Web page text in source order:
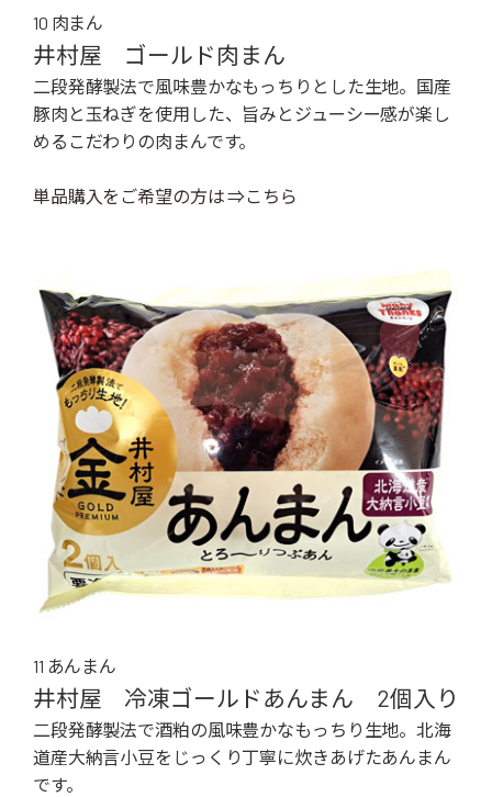
10 肉まん
井村屋 ゴールド肉まん
二段発酵製法で風味豊かなもっちりとした生地。国産
豚肉と玉ねぎを使用した、旨みとジューシー感が楽し
めるこだわりの肉まんです。
単品購入をご希望の方は ⇒こちら
11 あんまん
井村屋 冷凍ゴールドあんまん 2個入り
二段発酵製法で酒粕の風味豊かなもっちり生地。北海
道産大納言小豆をじっくり丁寧に炊きあげたあんまん
です。